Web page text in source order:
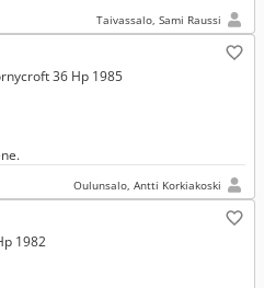
Taivassalo, Sami Raussi
36 Hp 1985
Oulunsalo, Antti Korkiakoski
1982